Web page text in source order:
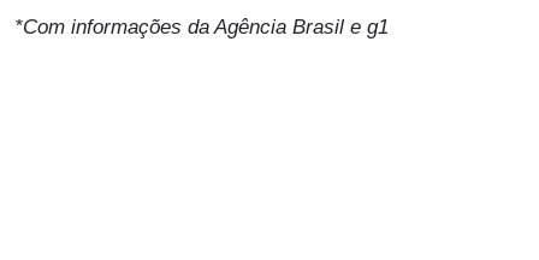
*Com informações da Agência Brasil e g1